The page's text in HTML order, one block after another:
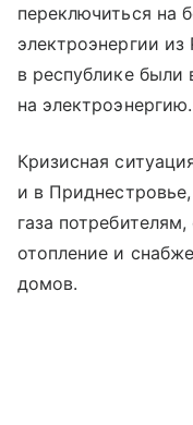
переключиться на
электроэнергии
в республике были
на электроэнергию.
Кризисная
и в
газа
отопление и
домов.